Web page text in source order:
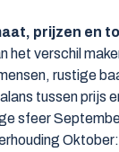
prijzen en
verschil
rustige
tussen prijs
sfeer